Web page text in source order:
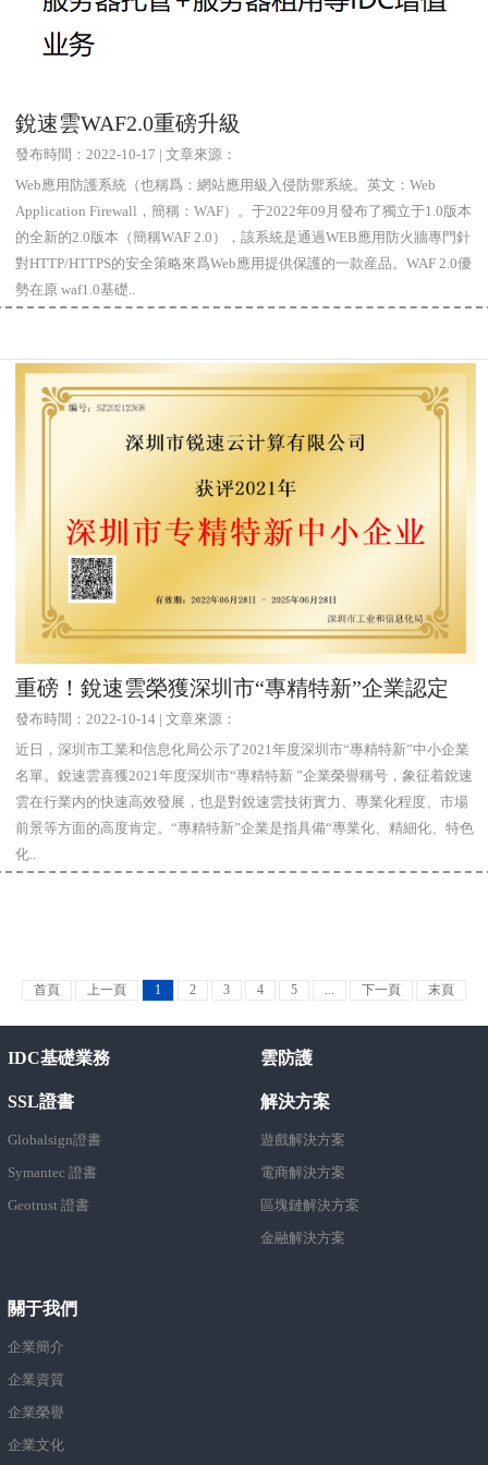
銳速雲WAF2.0重磅升級
發布時間：2022-10-17 | 文章來源：
Web應用防護系統（也稱爲：網站應用級入侵防禦系統。英文：Web
Application Firewall，簡稱：WAF）。于2022年09月發布了獨立于1.0版本
的全新的2.0版本（簡稱WAF 2.0），該系統是通過WEB應用防火牆專門針
對HTTP/HTTPS的安全策略來爲Web應用提供保護的一款産品。WAF 2.0優
勢在原 waf1.0基礎..
重磅！銳速雲榮獲深圳市“專精特新”企業認定
發布時間：2022-10-14 | 文章來源：
近日，深圳市工業和信息化局公示了2021年度深圳市“專精特新”中小企業
名單。銳速雲喜獲2021年度深圳市“專精特新 ”企業榮譽稱号，象征着銳速
雲在行業内的快速高效發展，也是對銳速雲技術實力、專業化程度、市場
前景等方面的高度肯定。“專精特新”企業是指具備“專業化、精細化、特色
化..
首頁 上一頁 1 2 3 4 5 ... 下一頁 末頁
IDC基礎業務 雲防護
SSL證書
Globalsign證書
Symantec 證書
Geotrust 證書
解決方案
遊戲解決方案
電商解決方案
區塊鏈解決方案
金融解決方案
關于我們
企業簡介
企業資質
企業榮譽
企業文化